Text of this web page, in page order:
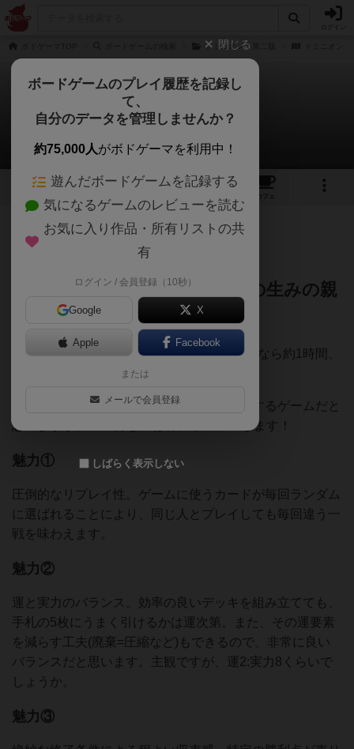
ドミニオン：第二版
ドミニオン
anemoneさんのレビュー
11 15 86
カフェ
284名 1名 0 約4年前
デッキビルドというジャンルの生みの親
にして、金字塔！
オススメ人数は2-3人、ワンプレイは初めてなら約1時間、
慣れれば約30-45分です。
ルール難易度は★★☆☆☆(2/5)、万人受けするゲームだと
思いますが、TCG好きには特にオススメします！
魅力①
圧倒的なリプレイ性。ゲームに使うカードが毎回ランダム
に選ばれることにより、同じ人とプレイしても毎回違う一
戦を味わえます。
魅力②
運と実力のバランス。効率の良いデッキを組み立てても、
手札の5枚にうまく引けるかは運次第。また、その運要素
を減らす工夫(廃棄=圧縮など)もできるので、非常に良い
バランスだと思います。主観ですが、運2:実力8くらいで
しょうか。
魅力③
閉じる
ボードゲームのプレイ履歴を記録し
て、
自分のデータを管理しませんか？
約75,000人がボドゲーマを利用中！
遊んだボードゲームを記録する
気になるゲームのレビューを読む
お気に入り作品・所有リストの共
有
ログイン / 会員登録（10秒）
Google X
Apple Facebook
または
メールで会員登録
しばらく表示しない